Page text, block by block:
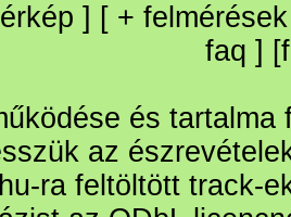
] [ + felmérések
faq ] [
és
az
ra feltöltött track-